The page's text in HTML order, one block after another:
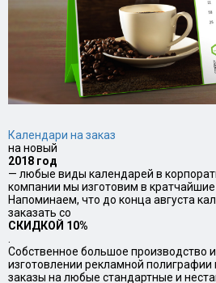
Календари на заказ
на новый
2018 год
— любые виды календарей в
компании мы изготовим в кратчайшие
Напоминаем, что до конца августа
заказать со
СКИДКОЙ 10%
Собственное большое производство
изготовлении рекламной
заказы на любые стандартные и